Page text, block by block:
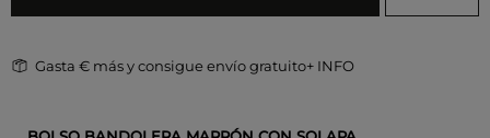
Gasta € más y consigue envío gratuito+ INFO